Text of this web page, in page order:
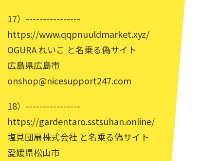
17）----------------
https://www.qqpnuuldmarket.xyz/
OGURA れいこ と名乗る偽サイト
広島県広島市
onshop@nicesupport247.com
18）----------------
https://gardentaro.sstsuhan.online/
塩見団扇株式会社 と名乗る偽サイト
愛媛県松山市